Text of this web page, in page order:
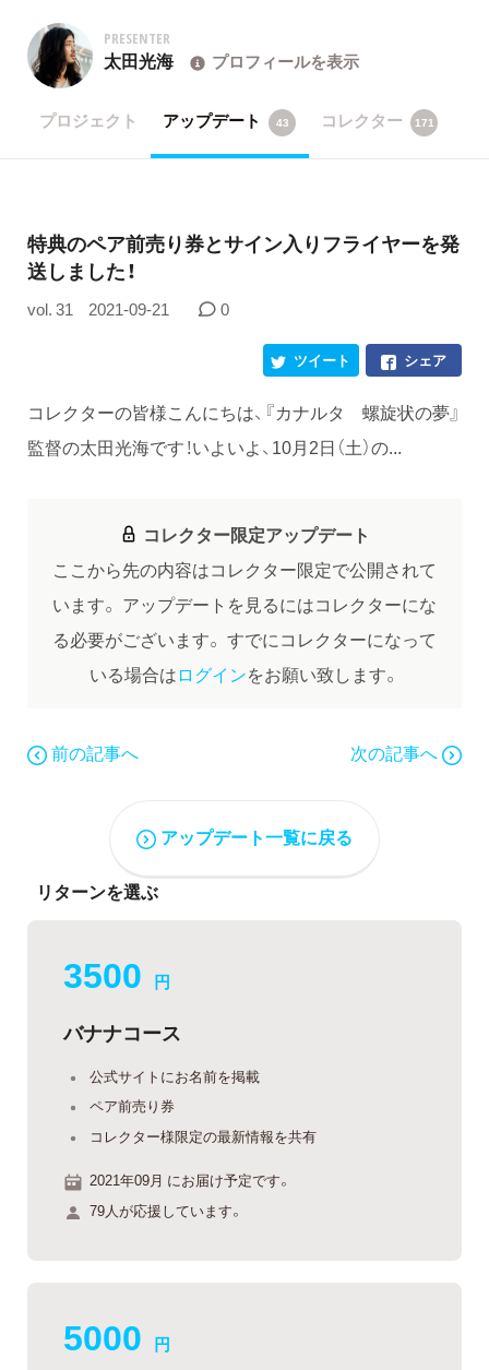
PRESENTER
太田光海 プロフィールを表示
プロジェクト アップデート 43 コレクター 171
特典のペア前売り券とサイン入りフライヤーを発
送しました！
vol. 31 2021-09-21 0
シェア
ツイート
コレクターの皆様こんにちは、『カナルタ 螺旋状の夢』
監督の太田光海です！いよいよ、10月2日（土）の...
コレクター限定アップデート
ここから先の内容はコレクター限定で公開されて
います。 アップデートを見るにはコレクターにな
る必要がございます。 すでにコレクターになって
いる場合はログインをお願い致します。
前の記事へ 次の記事へ
アップデート一覧に戻る
リターンを選ぶ
3500 円
バナナコース
公式サイトにお名前を掲載
ペア前売り券
コレクター様限定の最新情報を共有
2021年09月 にお届け予定です。
79人が応援しています。
5000 円